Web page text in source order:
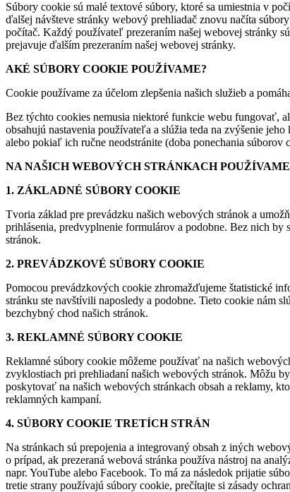
Súbory cookie sú malé textové súbory, ktoré sa umiestnia v
ďalšej návšteve stránky webový prehliadač znovu načíta
počítač. Každý používateľ prezeraním našej webovej stránky
prejavuje ďalším prezeraním našej webovej stránky.
AKÉ SÚBORY COOKIE POUŽÍVAME?
Cookie používame za účelom zlepšenia našich služieb a
Bez týchto cookies nemusia niektoré funkcie webu fungovať,
obsahujú nastavenia používateľa a slúžia teda na zvýšenie
alebo pokiaľ ich ručne neodstránite (doba ponechania súborov
NA NAŠICH WEBOVÝCH STRÁNKACH
1. ZÁKLADNÉ SÚBORY COOKIE
Tvoria základ pre prevádzku našich webových stránok a
prihlásenia, predvyplnenie formulárov a podobne. Bez nich
stránok.
2. PREVÁDZKOVÉ SÚBORY COOKIE
Pomocou prevádzkových cookie zhromažďujeme štatistické
stránku ste navštívili naposledy a podobne. Tieto cookie nám
bezchybný chod našich stránok.
3. REKLAMNÉ SÚBORY COOKIE
Reklamné súbory cookie môžeme používať na našich
zvyklostiach pri prehliadaní našich webových stránok. Môžu
poskytovať na našich webových stránkach obsah a reklamy,
reklamných kampaní.
4. SÚBORY COOKIE TRETÍCH STRÁN
Na stránkach sú prepojenia a integrovaný obsah z iných
o prípad, ak prezeraná webová stránka používa nástroj na
napr. YouTube alebo Facebook. To má za následok prijatie
tretie strany používajú súbory cookie, prečítajte si zásady